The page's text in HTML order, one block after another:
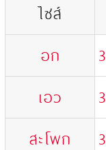
ไซส์
อก
เอว
สะโพก